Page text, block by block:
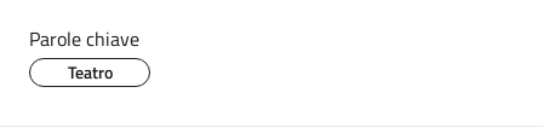
Parole chiave
Teatro